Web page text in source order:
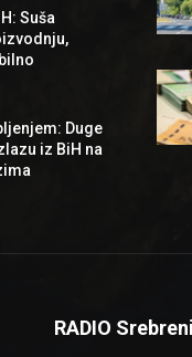
Suša
Duge
iz BiH na
RADIO